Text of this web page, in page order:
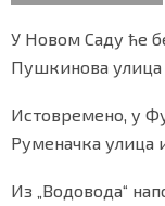
У Новом Саду ће
Пушкинова улица
Истовремено, у
Руменачка улица
Из „Водовода“
СРБИЈА
СВЕТ
СПОРТ